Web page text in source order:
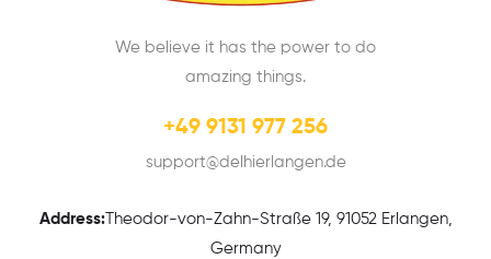
We believe it has the power to do
amazing things.
+49 9131 977 256
support@delhierlangen.de
Address:Theodor-von-Zahn-Straße 19, 91052 Erlangen,
Germany